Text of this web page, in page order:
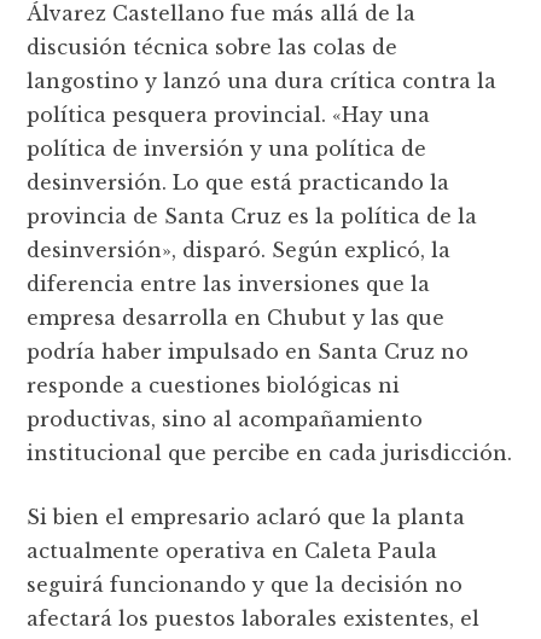
Álvarez Castellano fue más allá de la
discusión técnica sobre las colas de
langostino y lanzó una dura crítica contra la
política pesquera provincial. «Hay una
política de inversión y una política de
desinversión. Lo que está practicando la
provincia de Santa Cruz es la política de la
desinversión», disparó. Según explicó, la
diferencia entre las inversiones que la
empresa desarrolla en Chubut y las que
podría haber impulsado en Santa Cruz no
responde a cuestiones biológicas ni
productivas, sino al acompañamiento
institucional que percibe en cada jurisdicción.
Si bien el empresario aclaró que la planta
actualmente operativa en Caleta Paula
seguirá funcionando y que la decisión no
afectará los puestos laborales existentes, el